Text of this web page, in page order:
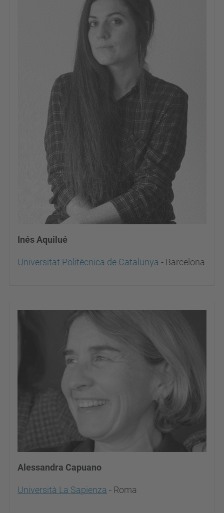
Inés Aquilué
Universitat Politècnica de Catalunya - Barcelona
Alessandra Capuano
Università La Sapienza - Roma